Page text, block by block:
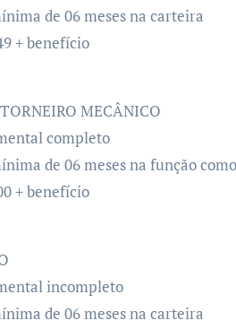
de 06 meses na carteira
+ benefício
MECÂNICO
completo
de 06 meses na função
+ benefício
incompleto
de 06 meses na carteira